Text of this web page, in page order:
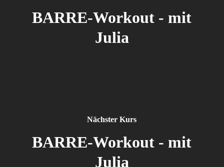
BARRE-Workout - mit
Julia
Nächster Kurs
BARRE-Workout - mit
Julia